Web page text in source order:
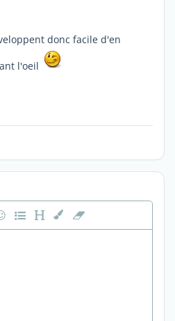
donc facile d'en
l'oeil